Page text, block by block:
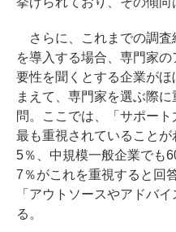
さらに、これまでの調査
を導入する場合、専門家
要性を聞くとする企業が
まえて、専門家を選ぶ際
問。ここでは、「サポー
最も重視されていること
5％、中規模一般企業でも
7％がこれを重視すると回
「アウトソースやアドバ
る。